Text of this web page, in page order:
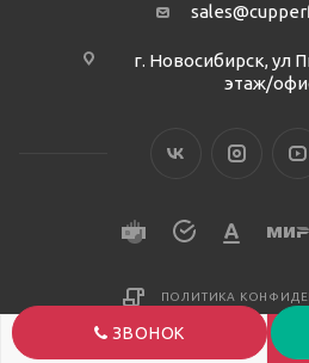
ЗВОНОК
г. Новосибирск, ул
этаж/
ПОЛИТИКА